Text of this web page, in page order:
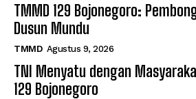
TMMD 129 Bojonegoro:
Dusun Mundu
TMMD Agustus 9, 2026
TNI Menyatu dengan
129 Bojonegoro